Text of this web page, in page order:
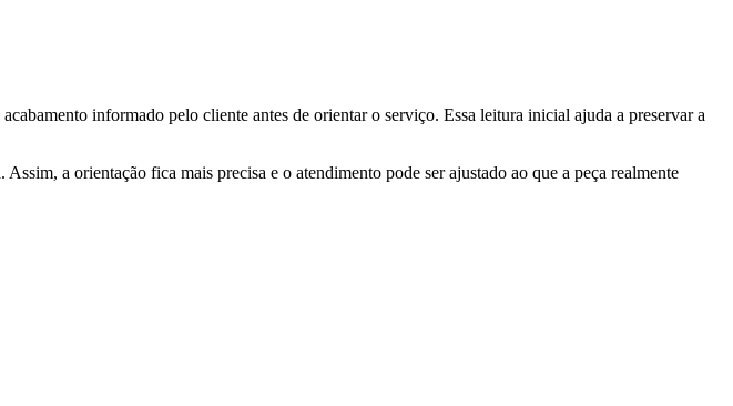
informado pelo cliente antes de orientar o serviço. Essa leitura inicial ajuda a preservar a
a orientação fica mais precisa e o atendimento pode ser ajustado ao que a peça realmente